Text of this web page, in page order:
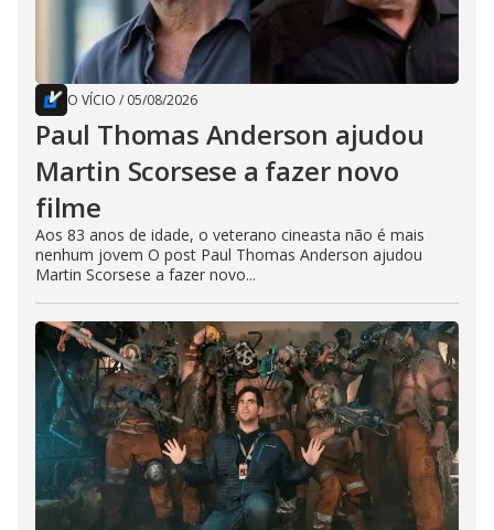
O VÍCIO / 05/08/2026
Paul Thomas Anderson ajudou
Martin Scorsese a fazer novo
filme
Aos 83 anos de idade, o veterano cineasta não é mais
nenhum jovem O post Paul Thomas Anderson ajudou
Martin Scorsese a fazer novo...